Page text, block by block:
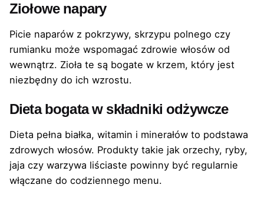
Ziołowe napary
Picie naparów z pokrzywy, skrzypu polnego czy
rumianku może wspomagać zdrowie włosów od
wewnątrz. Zioła te są bogate w krzem, który jest
niezbędny do ich wzrostu.
Dieta bogata w składniki odżywcze
Dieta pełna białka, witamin i minerałów to podstawa
zdrowych włosów. Produkty takie jak orzechy, ryby,
jaja czy warzywa liściaste powinny być regularnie
włączane do codziennego menu.